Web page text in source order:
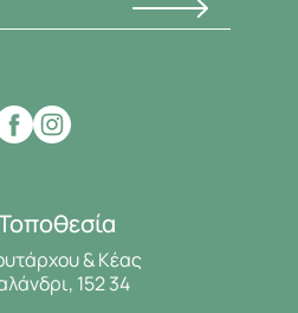
& Κέας
152 34